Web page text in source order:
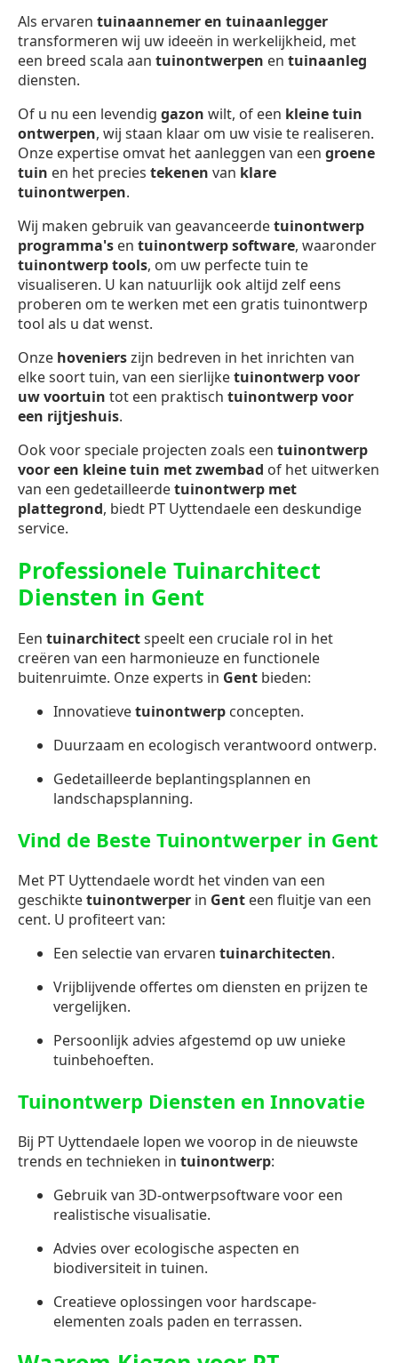
Als ervaren tuinaannemer en tuinaanlegger
transformeren wij uw ideeën in werkelijkheid, met
een breed scala aan tuinontwerpen en tuinaanleg
diensten.
Of u nu een levendig gazon wilt, of een kleine tuin
ontwerpen, wij staan klaar om uw visie te realiseren.
Onze expertise omvat het aanleggen van een groene
tuin en het precies tekenen van klare
tuinontwerpen.
Wij maken gebruik van geavanceerdetuinontwerp
programma's en tuinontwerp software, waaronder
tuinontwerptools, om uw perfecte tuin te
visualiseren. U kan natuurlijk ook altijd zelf eens
proberen om te werken met een gratis tuinontwerp
tool als u dat wenst.
Onze hovenierszijn bedreven in het inrichten van
elke soort tuin, van een sierlijketuinontwerp voor
uw voortuin tot een praktisch tuinontwerp voor
een rijtjeshuis.
Ook voor speciale projecten zoals een tuinontwerp
voor een kleine tuin met zwembad of het uitwerken
van een gedetailleerdetuinontwerp met
plattegrond, biedt PT Uyttendaele een deskundige
service.
Professionele Tuinarchitect
Diensten in Gent
Een tuinarchitectspeelt een cruciale rol in het
creëren van een harmonieuze en functionele
buitenruimte. Onze experts in Gent bieden:
Innovatievetuinontwerp concepten.
Duurzaam en ecologisch verantwoord ontwerp.
Gedetailleerde beplantingsplannen en
landschapsplanning.
Vind de Beste Tuinontwerper in Gent
Met PT Uyttendaele wordt het vinden van een
geschiktetuinontwerper in Gent een fluitje van een
cent. U profiteert van:
Een selectie van ervaren tuinarchitecten.
Vrijblijvende offertes om diensten en prijzen te
vergelijken.
Persoonlijk advies afgestemd op uw unieke
tuinbehoeften.
Tuinontwerp Diensten en Innovatie
Bij PT Uyttendaele lopen we voorop in de nieuwste
trends en technieken in tuinontwerp:
Gebruik van 3D-ontwerpsoftware voor een
realistische visualisatie.
Advies over ecologische aspecten en
biodiversiteit in tuinen.
Creatieve oplossingen voor hardscape-
elementen zoals paden en terrassen.